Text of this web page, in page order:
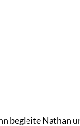
begleite Nathan